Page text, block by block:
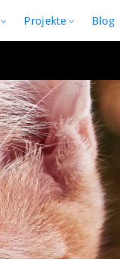
Projekte Blog